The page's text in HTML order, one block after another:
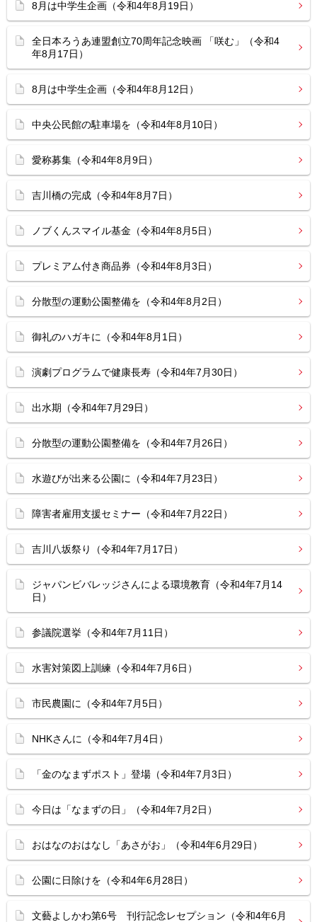
8月は中学生企画（令和4年8月19日）
全日本ろうあ連盟創立70周年記念映画 「咲む」（令和4
年8月17日）
8月は中学生企画（令和4年8月12日）
中央公民館の駐車場を（令和4年8月10日）
愛称募集（令和4年8月9日）
吉川橋の完成（令和4年8月7日）
ノブくんスマイル基金（令和4年8月5日）
プレミアム付き商品券（令和4年8月3日）
分散型の運動公園整備を（令和4年8月2日）
御礼のハガキに（令和4年8月1日）
演劇プログラムで健康長寿（令和4年7月30日）
出水期（令和4年7月29日）
分散型の運動公園整備を（令和4年7月26日）
水遊びが出来る公園に（令和4年7月23日）
障害者雇用支援セミナー（令和4年7月22日）
吉川八坂祭り（令和4年7月17日）
ジャパンビバレッジさんによる環境教育（令和4年7月14
日）
参議院選挙（令和4年7月11日）
水害対策図上訓練（令和4年7月6日）
市民農園に（令和4年7月5日）
NHKさんに（令和4年7月4日）
「金のなまずポスト」登場（令和4年7月3日）
今日は「なまずの日」（令和4年7月2日）
おはなのおはなし「あさがお」（令和4年6月29日）
公園に日除けを（令和4年6月28日）
文藝よしかわ第6号 刊行記念レセプション（令和4年6月